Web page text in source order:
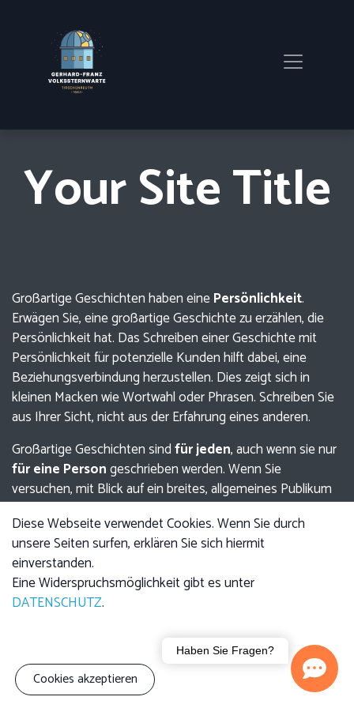
Your Site Title
Großartige Geschichten haben einePersönlichkeit.
Erwägen Sie, eine großartige Geschichte zu erzählen, die
Persönlichkeit hat. Das Schreiben einer Geschichte mit
Persönlichkeit für potenzielle Kunden hilft dabei, eine
Beziehungsverbindung herzustellen. Dies zeigt sich in
kleinen Macken wie Wortwahl oder Phrasen. Schreiben Sie
aus Ihrer Sicht, nicht aus der Erfahrung eines anderen.
Großartige Geschichten sindfür jeden, auch wenn sie nur
für eine Persongeschrieben werden. Wenn Sie
versuchen, mit Blick auf ein breites, allgemeines Publikum
zu schreiben, wird Ihre Geschichte unecht klingen und es
wird ihr an Emotionen fehlen. Niemand wird interessiert
sein. Schreiben Sie für eine Person. Wenn es für die eine
Person echt ist, ist es auch für den Rest echt.
Eine Bereichsüberschrift
Schreiben Sie ein oder zwei Absätze, die Ihr Produkt oder
Diese Webseite verwendet Cookies. Wenn Sie durch
unsere Seiten surfen, erklären Sie sich hiermit
einverstanden.
Eine Widerspruchsmöglichkeit gibt es unter
DATENSCHUTZ.
Cookies akzeptieren
Haben Sie Fragen?